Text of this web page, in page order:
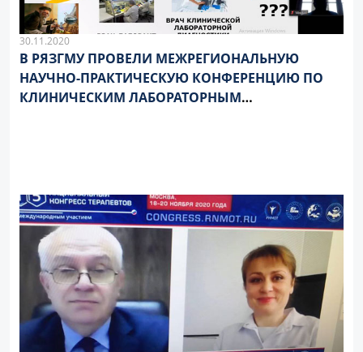
30.11.2020
В РЯЗГМУ ПРОВЕЛИ МЕЖРЕГИОНАЛЬНУЮ
НАУЧНО-ПРАКТИЧЕСКУЮ КОНФЕРЕНЦИЮ ПО
КЛИНИЧЕСКИМ ЛАБОРАТОРНЫМ